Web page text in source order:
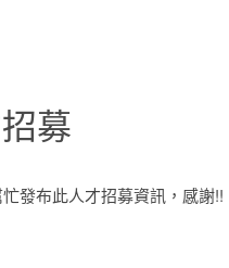
募
發布此人才招募資訊，感謝!!